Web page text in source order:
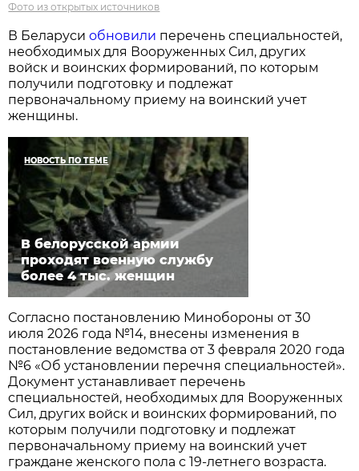
Фото из открытых источников
В Беларусиобновили перечень специальностей,
необходимых для Вооруженных Сил, других
войск и воинских формирований, по которым
получили подготовку и подлежат
первоначальному приему на воинский учет
женщины.
НОВОСТЬ ПО ТЕМЕ
В белорусской армии
проходят военную службу
более 4 тыс. женщин
Согласно постановлению Минобороны от 30
июля 2026 года №14, внесены изменения в
постановление ведомства от 3 февраля 2020 года
№6 «Об установлении перечня специальностей».
Документ устанавливает перечень
специальностей, необходимых для Вооруженных
Сил, других войск и воинских формирований, по
которым получили подготовку и подлежат
первоначальному приему на воинский учет
граждане женского пола с 19-летнего возраста.